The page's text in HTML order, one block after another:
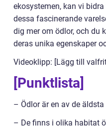
ekosystemen, kan vi
dessa fascinerande
dig mer om ödlor, och du
deras unika egenskaper
Videoklipp: [Lägg till
[Punktlista]
– Ödlor är en av de
– De finns i olika habitat